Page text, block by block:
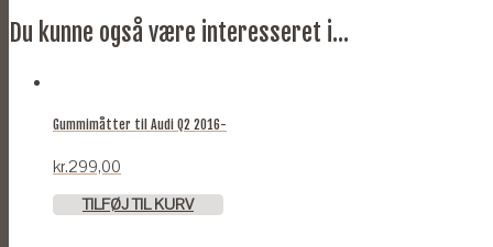
Du kunne også være interesseret i...
Gummimåtter til Audi Q2 2016-
kr.299,00
TILFØJ TIL KURV